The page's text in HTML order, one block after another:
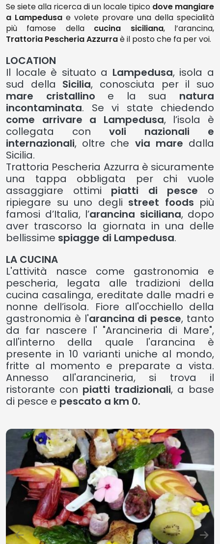
Se siete alla ricerca di un locale tipico dove mangiare
a Lampedusa e volete provare una della specialità
più famose della cucina siciliana, l’arancina,
Trattoria Pescheria Azzurraè il posto che fa per voi.
LOCATION
Il locale è situato a Lampedusa, isola a
sud della Sicilia, conosciuta per il suo
mare cristallino e la sua natura
incontaminata. Se vi state chiedendo
come arrivare a Lampedusa, l’isola è
collegata con voli nazionali e
internazionali, oltre che via mare dalla
Sicilia.
Trattoria Pescheria Azzurra è sicuramente
una tappa obbligata per chi vuole
assaggiare ottimi piatti di pesce o
ripiegare su uno degli street foods più
famosi d’Italia, l’arancina siciliana, dopo
aver trascorso la giornata in una delle
bellissime spiagge di Lampedusa.
LA CUCINA
L'attività nasce come gastronomia e
pescheria, legata alle tradizioni della
cucina casalinga, ereditate dalle madri e
nonne dell’isola. Fiore all'occhiello della
gastronomia è l'arancina di pesce, tanto
da far nascere l' "Arancineria di Mare",
all'interno della quale l'arancina è
presente in 10 varianti uniche al mondo,
fritte al momento e preparate a vista.
Annesso all'arancineria, si trova il
ristorante con piatti tradizionali, a base
di pesce e pescato a km 0.